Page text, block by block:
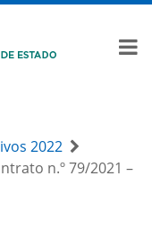
2022
n.º 79/2021 –